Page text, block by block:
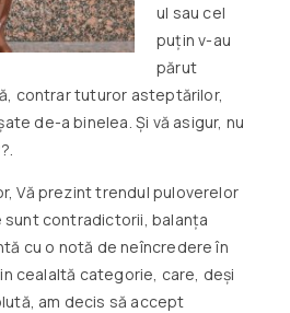
ul sau cel
puțin v-au
părut
contrar tuturor asteptărilor,
de-a binelea. Și vă asigur, nu
Vă prezint trendul puloverelor
sunt contradictorii, balanța
cu o notă de neîncredere în
cealaltă categorie, care, deși
am decis să accept